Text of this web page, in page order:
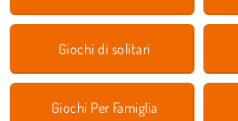
Giochi di solitari
Giochi Per Famiglia